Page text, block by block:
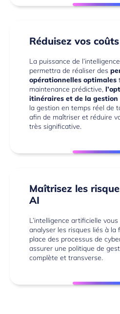
Réduisez vos coûts
La puissance de
permettra de réaliser des
opérationnelles optimales
maintenance prédictive,
itinéraires et de la gestion
la gestion en temps réel de
afin de maîtriser et réduire
très significative.
Maîtrisez les
AI
L’intelligence artificielle
analyser les risques liés à
place des processus de
assurer une politique de
complète et transverse.